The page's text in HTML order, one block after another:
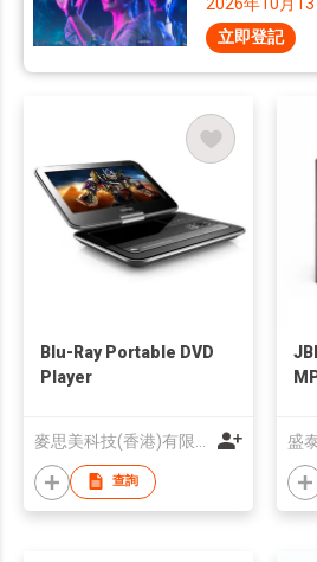
2026年10月13
立即登記
Blu-Ray Portable DVD
Player
查詢